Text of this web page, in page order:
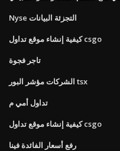
Nyse التجزئة البيانات
كيفية إنشاء موقع تداول csgo
تاجر فجوة
الشركات مؤشر البور tsx
تداول أمي م
كيفية إنشاء موقع تداول csgo
رفع أسعار الفائدة فينا